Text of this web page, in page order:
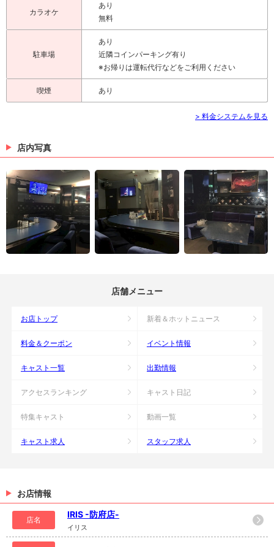
カラオケ
あり
無料
駐車場
あり
近隣コインパーキング有り
※お帰りは運転代行などをご利用ください
喫煙 あり
> 料金システムを見る
店内写真
店舗メニュー
お店トップ 新着＆ホットニュース
料金＆クーポン イベント情報
キャスト一覧 出勤情報
アクセスランキング キャスト日記
特集キャスト 動画一覧
キャスト求人 スタッフ求人
お店情報
店名
IRIS -防府店-
イリス